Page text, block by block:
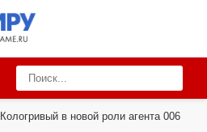
в новой роли агента 006